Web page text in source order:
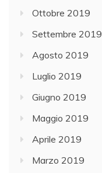
Ottobre 2019
Settembre 2019
Agosto 2019
Luglio 2019
Giugno 2019
Maggio 2019
Aprile 2019
Marzo 2019